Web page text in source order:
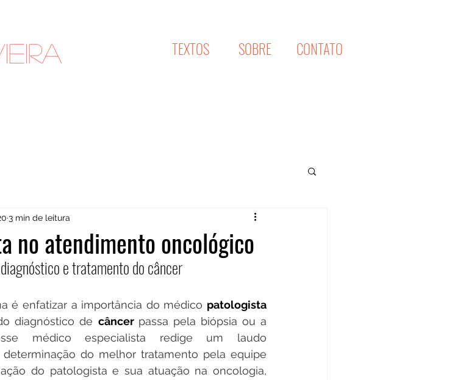
TEXTOS SOBRE CONTATO
no atendimento oncológico
3 min de leitura
e tratamento do câncer
é enfatizar a importância do médico
diagnóstico de câncer passa pela biópsia ou a
médico especialista redige um laudo
do melhor tratamento pela equipe
do patologista e sua atuação na oncologia,